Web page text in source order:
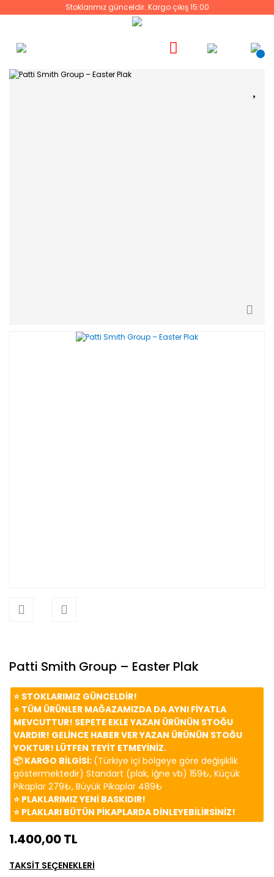
Stoklarımız günceldir. Kargo çıkış 15:00
Patti Smith Group – Easter Plak
⭐️ STOKLARIMIZ GÜNCELDİR!
⭐️ TÜM ÜRÜNLER MAĞAZAMIZDA DA AYNI FİYATLA
MEVCUTTUR! SEPETE EKLE YAZAN ÜRÜNÜN STOĞU
VARDIR! GELİNCE HABER VER YAZAN ÜRÜNÜN STOĞU
YOKTUR! LÜTFEN TEYİT ETMEYİNİZ.
📦 KARGO BİLGİSİ: (Türkiye içi bölgeye göre değişiklik
göstermektedir) Standart (plak, iğne vb) 159₺, Küçük
Pikaplar 279₺, Büyük Pikaplar 489₺
⭐️ PLAKLARIMIZ YENİ BASKIDIR!
⭐️ PLAKLARI BÜTÜN PİKAPLARDA DİNLEYEBİLİRSİNİZ!
1.400,00 TL
TAKSİT SEÇENEKLERİ